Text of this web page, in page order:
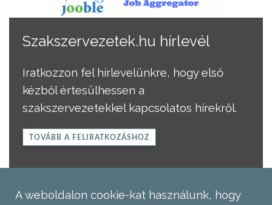
Szakszervezetek.hu hírlevél
Iratkozzon fel hírlevelünkre, hogy első
kézből értesülhessen a
szakszervezetekkel kapcsolatos hírekről.
TOVÁBB A FELIRATKOZÁSHOZ
A weboldalon cookie-kat használunk, hogy